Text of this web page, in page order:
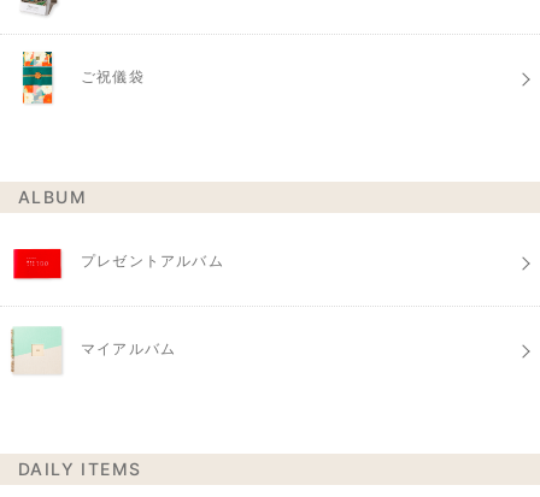
ご祝儀袋
ALBUM
プレゼントアルバム
マイアルバム
DAILY ITEMS